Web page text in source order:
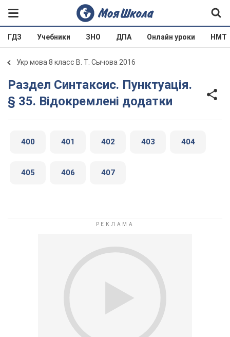
ГДЗ Учебники ЗНО ДПА Онлайн уроки НМТ
Укр мова 8 класс В. Т. Сычова 2016
Раздел Синтаксис. Пунктуація.
§ 35. Відокремлені додатки
400 401 402 403 404
405 406 407